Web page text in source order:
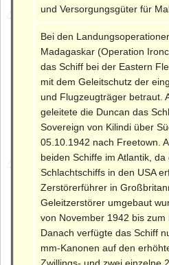
und Versorgungsgüter für
Bei den
Madagaskar (Operation
das Schiff bei der Eastern
mit dem Geleitschutz der
und Flugzeugträger betraut.
geleitete die Duncan das
Sovereign von Kilindi über
05.10.1942 nach Freetown.
beiden Schiffe im Atlantik,
Schlachtschiffs in den USA
Zerstörerführer in
Geleitzerstörer umgebaut
von November 1942 bis zum
Danach verfügte das Schiff
mm-Kanonen auf den